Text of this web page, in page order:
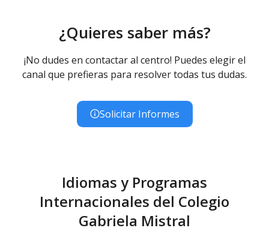
¿Quieres saber más?
¡No dudes en contactar al centro! Puedes elegir el
canal que prefieras para resolver todas tus dudas.
Solicitar Informes
Idiomas y Programas
Internacionales del Colegio
Gabriela Mistral